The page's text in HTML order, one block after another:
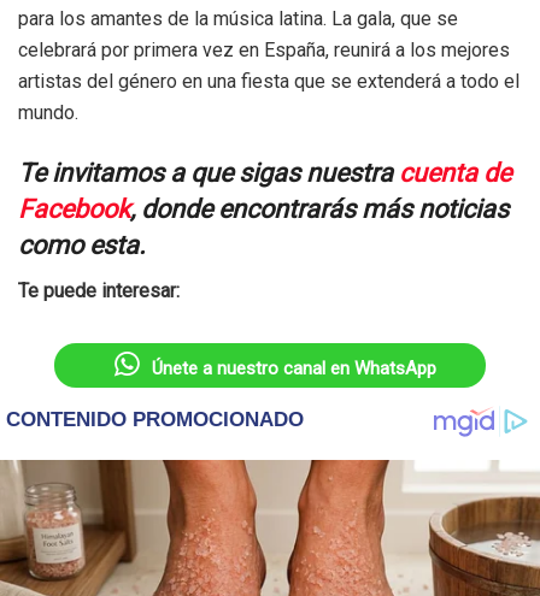
para los amantes de la música latina. La gala, que se
celebrará por primera vez en España, reunirá a los mejores
artistas del género en una fiesta que se extenderá a todo el
mundo.
Te invitamos a que sigas nuestra cuenta de
Facebook, donde encontrarás más noticias
como esta.
Te puede interesar:
Únete a nuestro canal en WhatsApp